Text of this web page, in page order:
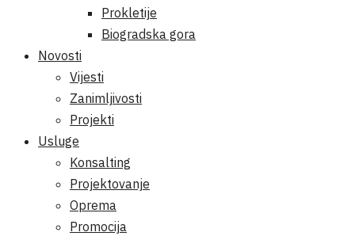
Prokletije
Biogradska gora
Novosti
Vijesti
Zanimljivosti
Projekti
Usluge
Konsalting
Projektovanje
Oprema
Promocija